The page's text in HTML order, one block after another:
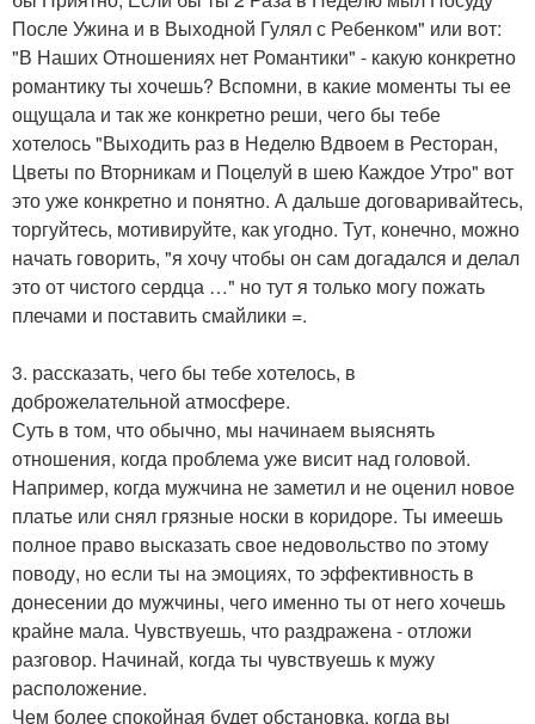
После Ужина и в Выходной Гулял с Ребенком" или вот:
"В Наших Отношениях нет Романтики" - какую конкретно
романтику ты хочешь? Вспомни, в какие моменты ты ее
ощущала и так же конкретно реши, чего бы тебе
хотелось "Выходить раз в Неделю Вдвоем в Ресторан,
Цветы по Вторникам и Поцелуй в шею Каждое Утро" вот
это уже конкретно и понятно. А дальше договаривайтесь,
торгуйтесь, мотивируйте, как угодно. Тут, конечно, можно
начать говорить, "я хочу чтобы он сам догадался и делал
это от чистого сердца …" но тут я только могу пожать
плечами и поставить смайлики =.
3. рассказать, чего бы тебе хотелось, в
доброжелательной атмосфере.
Суть в том, что обычно, мы начинаем выяснять
отношения, когда проблема уже висит над головой.
Например, когда мужчина не заметил и не оценил новое
платье или снял грязные носки в коридоре. Ты имеешь
полное право высказать свое недовольство по этому
поводу, но если ты на эмоциях, то эффективность в
донесении до мужчины, чего именно ты от него хочешь
крайне мала. Чувствуешь, что раздражена - отложи
разговор. Начинай, когда ты чувствуешь к мужу
расположение.
Чем более спокойная будет обстановка, когда вы